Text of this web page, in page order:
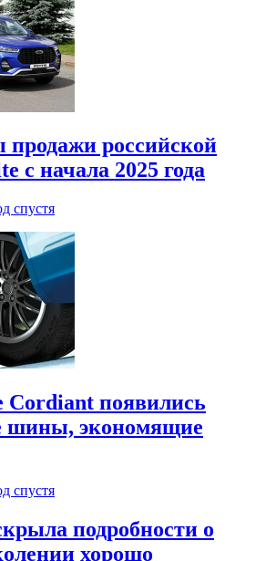
российской
с начала 2025 года
спустя
Cordiant появились
шины, экономящие
спустя
подробности о
хорошо